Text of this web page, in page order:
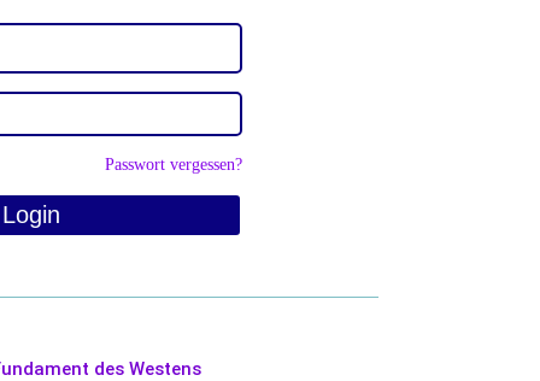
Passwort vergessen?
Login
des Westens